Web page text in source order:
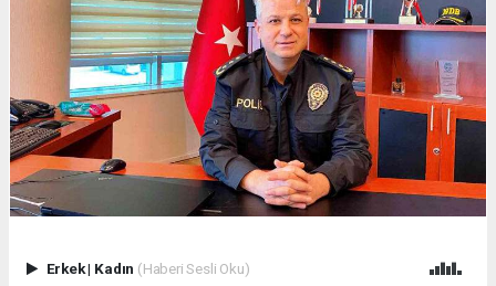
Erkek| Kadın (Haberi Sesli Oku)